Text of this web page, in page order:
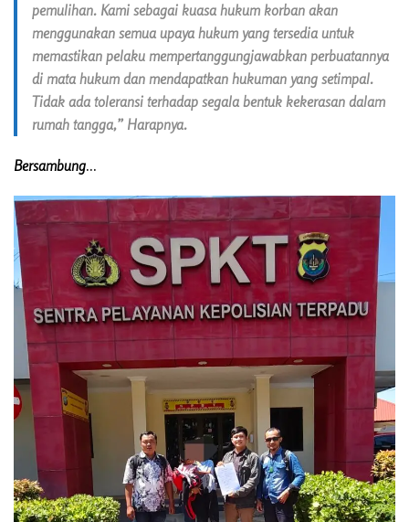
pemulihan. Kami sebagai kuasa hukum korban akan
menggunakan semua upaya hukum yang tersedia untuk
memastikan pelaku mempertanggungjawabkan perbuatannya
di mata hukum dan mendapatkan hukuman yang setimpal.
Tidak ada toleransi terhadap segala bentuk kekerasan dalam
rumah tangga,” Harapnya.
Bersambung…